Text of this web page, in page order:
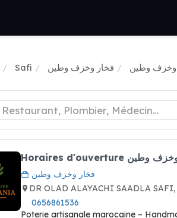
Safi فخار وخزف وطين
فخار وخزف وطين
DR OLAD ALAYACHI SAADLA
0656861536
Poterie artisanale marocaine –